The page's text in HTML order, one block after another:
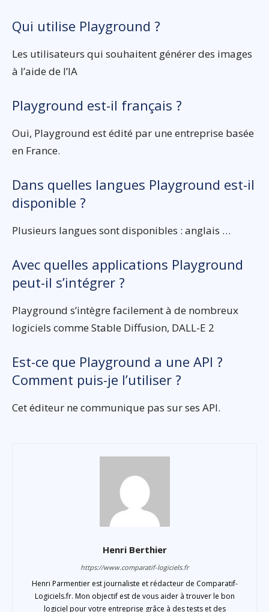
Qui utilise Playground ?
Les utilisateurs qui souhaitent générer des images
à l’aide de l’IA
Playground est-il français ?
Oui, Playground est édité par une entreprise basée
en France.
Dans quelles langues Playground est-il
disponible ?
Plusieurs langues sont disponibles : anglais …
Avec quelles applications Playground
peut-il s’intégrer ?
Playground s’intègre facilement à de nombreux
logiciels comme Stable Diffusion, DALL-E 2
Est-ce que Playground a une API ?
Comment puis-je l’utiliser ?
Cet éditeur ne communique pas sur ses API.
Henri Berthier
https://www.comparatif-logiciels.fr
Henri Parmentier est journaliste et rédacteur de Comparatif-
Logiciels.fr. Mon objectif est de vous aider à trouver le bon
logiciel pour votre entreprise grâce à des tests et des